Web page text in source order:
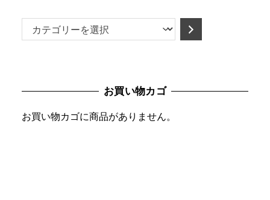
テ
ー
を
お買い物カゴ
お買い物カゴに商品がありません。